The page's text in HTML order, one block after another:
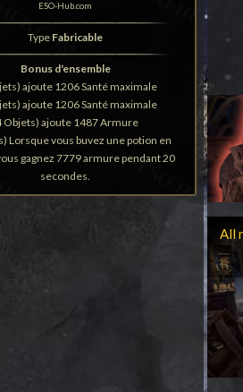
ESO-Hub.com
Type Fabricable
Bonus d'ensemble
ajoute 1206 Santé maximale
ajoute 1206 Santé maximale
Objets) ajoute 1487 Armure
Lorsque vous buvez une potion en
gagnez 7779 armure pendant 20
secondes.
All